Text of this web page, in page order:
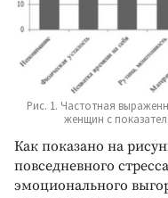
Рис. 1. Частотная
женщин с
Как показано на
повседневного
эмоционального